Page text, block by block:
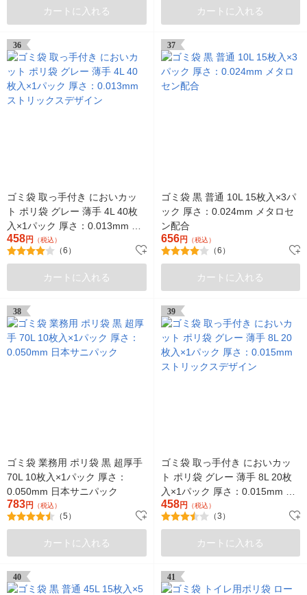
カートに入れる カートに入れる
36
ゴミ袋 取っ手付き においカッ
ト ポリ袋 グレー 薄手 4L 40枚
入×1パック 厚さ：0.013mm ス
トリックスデザイン
458円 （税込）
（6）
カートに入れる
37
ゴミ袋 黒 普通 10L 15枚入×3パ
ック 厚さ：0.024mm メタロセ
ン配合
656円 （税込）
（6）
カートに入れる
38
ゴミ袋 業務用 ポリ袋 黒 超厚手
70L 10枚入×1パック 厚さ：
0.050mm 日本サニパック
783円 （税込）
（5）
カートに入れる
39
ゴミ袋 取っ手付き においカッ
ト ポリ袋 グレー 薄手 8L 20枚
入×1パック 厚さ：0.015mm ス
トリックスデザイン
458円 （税込）
（3）
カートに入れる
40 41